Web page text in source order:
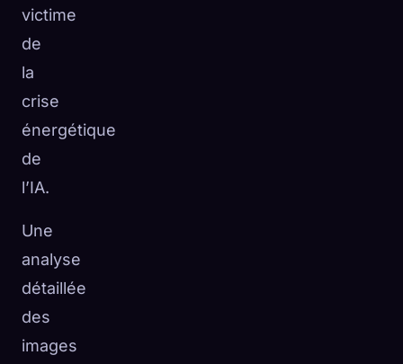
victime
de
la
crise
énergétique
de
l’IA.
Une
analyse
détaillée
des
images